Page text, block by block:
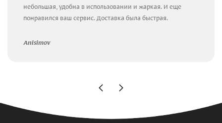
небольшая, удобна в использовании и жаркая. И еще
понравился ваш сервис. Доставка была быстрая.
Anisimov